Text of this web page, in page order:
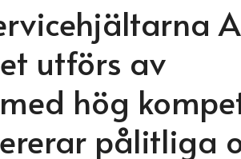
utförs av
hög
pålitliga